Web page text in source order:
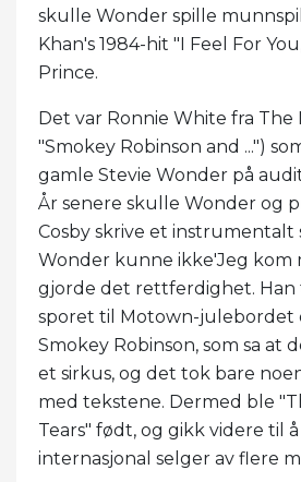
skulle Wonder spille
Khan's 1984-hit "I Feel For
Prince.
Det var Ronnie White fra The
"Smokey Robinson and ...")
gamle Stevie Wonder på
År senere skulle Wonder og
Cosby skrive et instrumentalt
Wonder kunne ikke'Jeg kom
gjorde det rettferdighet. Han
sporet til Motown-julebordet
Smokey Robinson, som sa at
et sirkus, og det tok bare
med tekstene. Dermed ble
Tears" født, og gikk videre til
internasjonal selger av flere